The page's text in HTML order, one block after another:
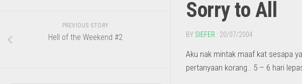
Sorry to All
BY SIEFER · 20/07/2004
Aku nak mintak maaf kat sesapa
pertanyaan korang.. 5 – 6 hari
PREVIOUS STORY
Hell of the Weekend #2